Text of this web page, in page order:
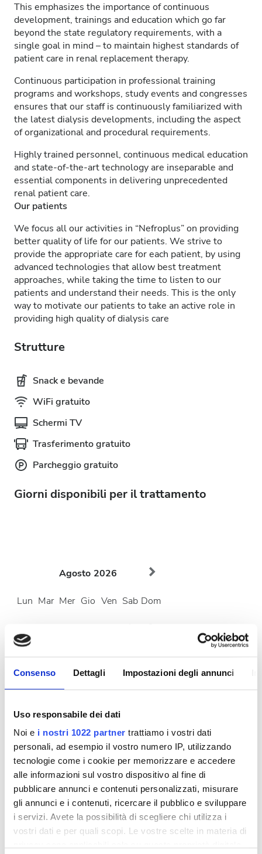
Consenso Dettagli Impostazioni degli annunci
Uso responsabile dei dati
Noi e i nostri 1022 partner trattiamo i vostri dati
personali, ad esempio il vostro numero IP, utilizzando
tecnologie come i cookie per memorizzare e accedere
alle informazioni sul vostro dispositivo al fine di
pubblicare annunci e contenuti personalizzati, misurare
gli annunci e i contenuti, ricercare il pubblico e sviluppare
i servizi. Avete la possibilità di scegliere chi utilizza i
vostri dati e per quali scopi. Le vostre scelte in materia di
This emphasizes the importance of continuous
development, trainings and education which go far
beyond the state regulatory requirements, with a
single goal in mind – to maintain highest standards of
patient care in renal replacement therapy.
Continuous participation in professional training
programs and workshops, study events and congresses
ensures that our staff is continuously familiarized with
the latest dialysis developments, including the aspect
of organizational and procedural requirements.
Highly trained personnel, continuous medical education
and state-of-the-art technology are inseparable and
essential components in delivering unprecedented
renal patient care.
Our patients
We focus all our activities in “Nefroplus” on providing
better quality of life for our patients. We strive to
provide the appropriate care for each patient, by using
advanced technologies that allow best treatment
approaches, while taking the time to listen to our
patients and understand their needs. This is the only
way to motivate our patients to take an active role in
providing high quality of dialysis care
Strutture
Snack e bevande
WiFi gratuito
Schermi TV
Trasferimento gratuito
Parcheggio gratuito
Giorni disponibili per il trattamento
Agosto 2026
Lun Mar Mer Gio Ven Sab Dom
10
11 13 14 15
16
24
25 26 27 28 29
30
31
Orario di apertura
Lunedì Chiuso